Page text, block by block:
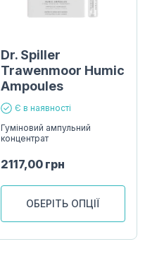
Dr. Spiller
Trawenmoor Humic
Ampoules
Є в наявності
Гуміновий ампульний
концентрат
2117,00 грн
ОБЕРІТЬ ОПЦІЇ